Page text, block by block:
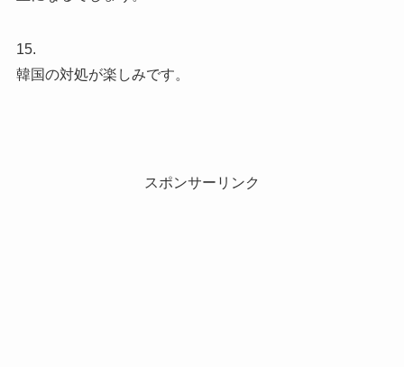
15.
韓国の対処が楽しみです。
スポンサーリンク